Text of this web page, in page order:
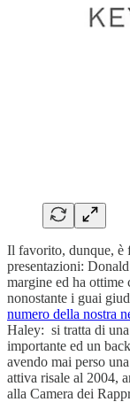
Il favorito, dunque, è
presentazioni:
margine ed ha ottime
nonostante i guai
numero della nostra
Haley: si tratta di
importante ed un
avendo mai perso
attiva risale al 2004,
alla Camera dei